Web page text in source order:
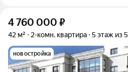
4 760 000 ₽
42 м² 2-комн. квартира 5 этаж из 5
новостройка